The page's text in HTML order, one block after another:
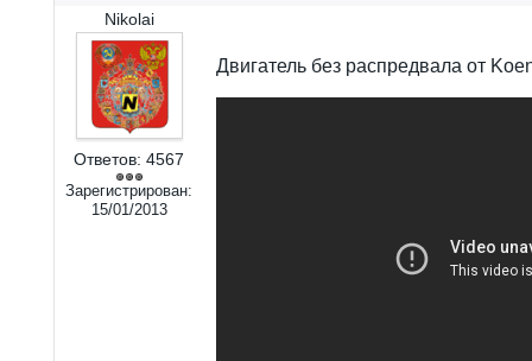
Nikolai
Ответов: 4567
Зарегистрирован:
15/01/2013
Двигатель без распредвала от